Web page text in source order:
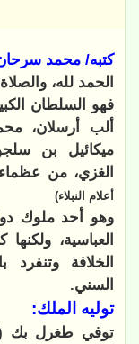
كتبه/ محمد
الحمد لله،
فهو السلطان
ألب أرسلان،
ميكائيل بن
الغزي، من
أعلام النبلاء)
وهو أحد ملوك
العباسية،
الخلافة
السني.
توليه الملك:
توفي طغرل بك